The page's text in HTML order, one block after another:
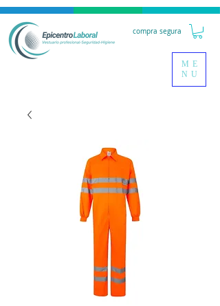
compra segura
ME
NU